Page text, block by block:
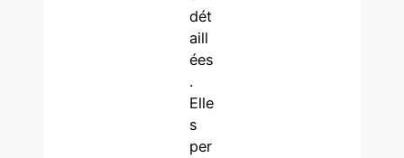
dét
aill
ées
.
Elle
s
per